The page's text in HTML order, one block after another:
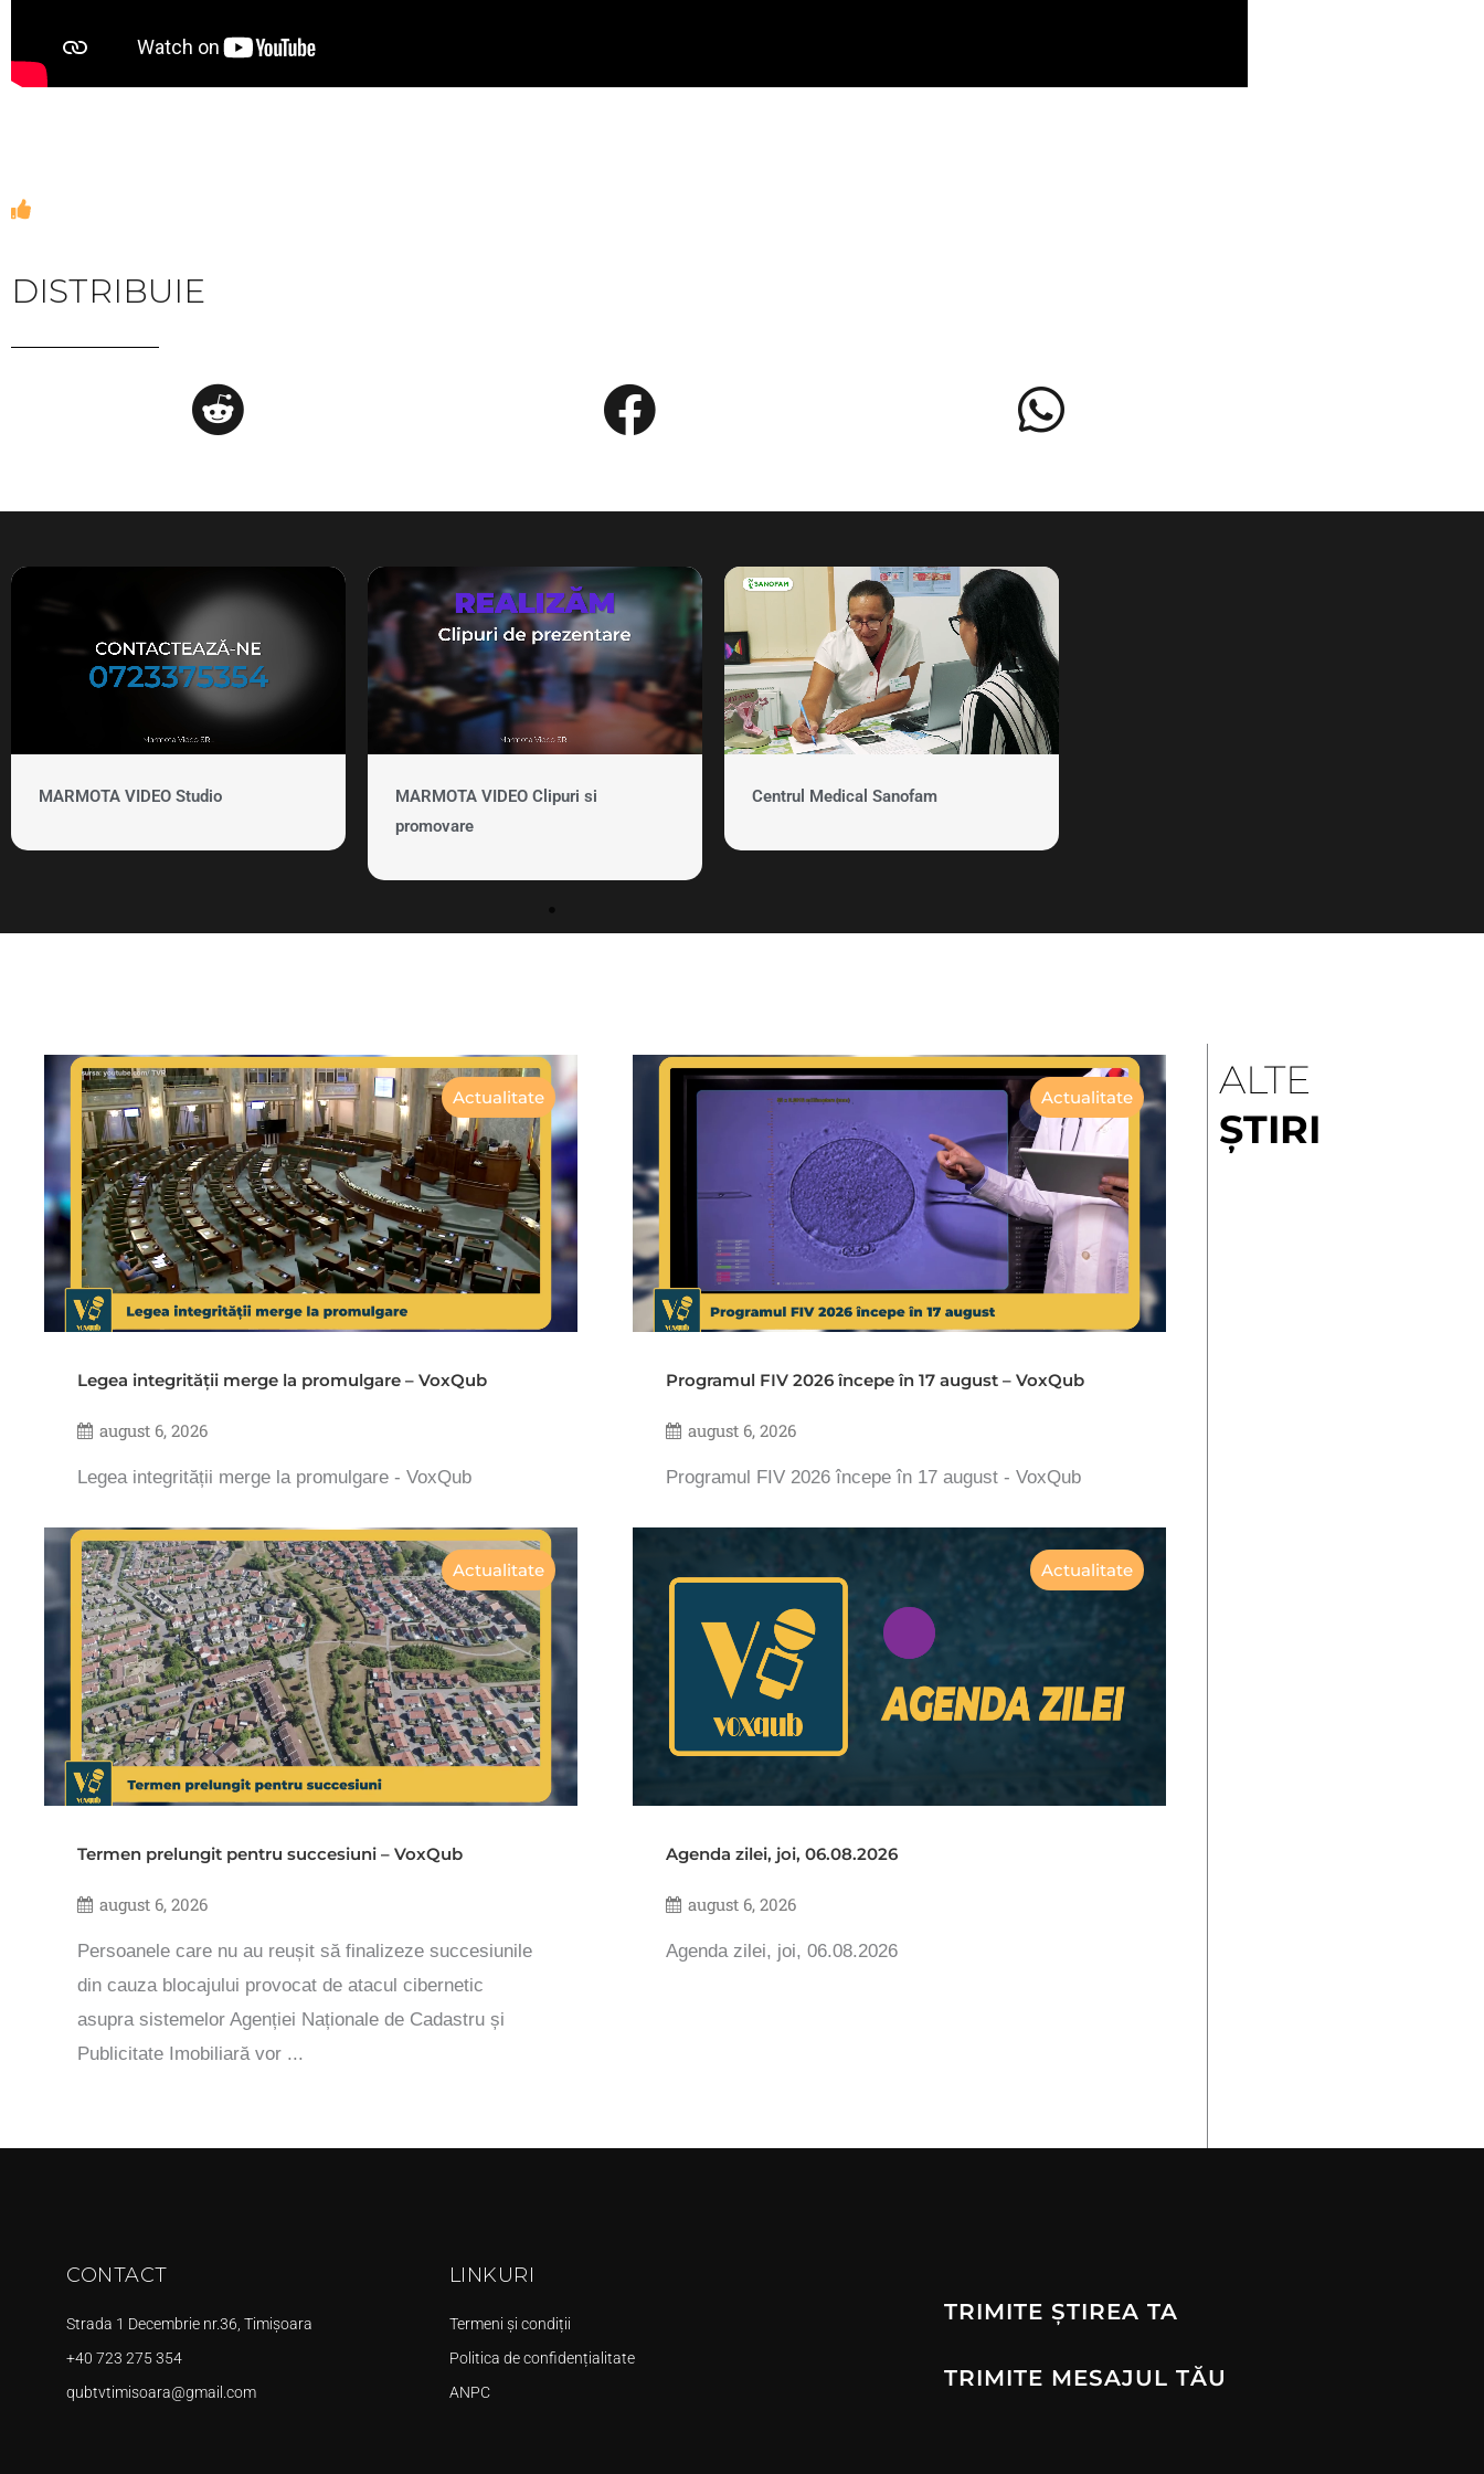
DISTRIBUIE
MARMOTA VIDEO Studio
MARMOTA VIDEO Clipuri si
promovare
Centrul Medical Sanofam
Actualitate
Legea integrității merge la promulgare – VoxQub
august 6, 2026
Legea integrității merge la promulgare - VoxQub
Actualitate
Programul FIV 2026 începe în 17 august – VoxQub
august 6, 2026
Programul FIV 2026 începe în 17 august - VoxQub
Actualitate
Termen prelungit pentru succesiuni – VoxQub
august 6, 2026
Persoanele care nu au reușit să finalizeze succesiunile
din cauza blocajului provocat de atacul cibernetic
asupra sistemelor Agenției Naționale de Cadastru și
Publicitate Imobiliară vor ...
Actualitate
Agenda zilei, joi, 06.08.2026
august 6, 2026
Agenda zilei, joi, 06.08.2026
ALTE
ȘTIRI
CONTACT
Strada 1 Decembrie nr.36, Timișoara
+40 723 275 354
qubtvtimisoara@gmail.com
LINKURI
Termeni și condiții
Politica de confidențialitate
ANPC
TRIMITE ȘTIREA TA
TRIMITE MESAJUL TĂU